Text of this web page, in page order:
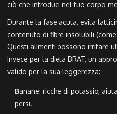
ciò che introduci nel tuo corpo
Durante la fase acuta, evita
contenuto di fibre insolubili
Questi alimenti possono irritare
invece per la dieta BRAT, un
valido per la sua leggerezza:
Banane: ricche di potassio,
persi.